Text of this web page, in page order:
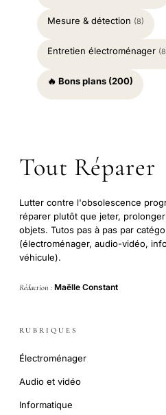
Mesure & détection (8)
Entretien électroménager
🔥 Bons plans (200)
Tout Réparer
Lutter contre l'obsolescence
réparer plutôt que jeter,
objets. Tutos pas à pas par
(électroménager, audio-vidéo,
véhicule).
Rédaction : Maëlle Constant
RUBRIQUES
Électroménager
Audio et vidéo
Informatique